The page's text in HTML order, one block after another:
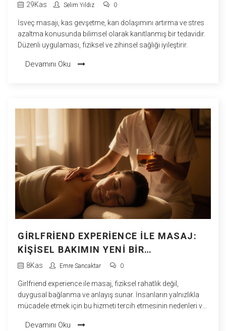
29Kas Selim Yıldız 0
İsveç masajı, kas gevşetme, kan dolaşımını artırma ve stres
azaltma konusunda bilimsel olarak kanıtlanmış bir tedavidir.
Düzenli uygulaması, fiziksel ve zihinsel sağlığı iyileştirir.
Devamını Oku
GIRLFRIEND EXPERIENCE ILE MASAJ:
KIŞISEL BAKIMIN YENI BIR
PARADIGMASI
8Kas Emre Sancaktar 0
Girlfriend experience ile masaj, fiziksel rahatlık değil,
duygusal bağlanma ve anlayış sunar. İnsanların yalnızlıkla
mücadele etmek için bu hizmeti tercih etmesinin nedenleri ve
Devamını Oku